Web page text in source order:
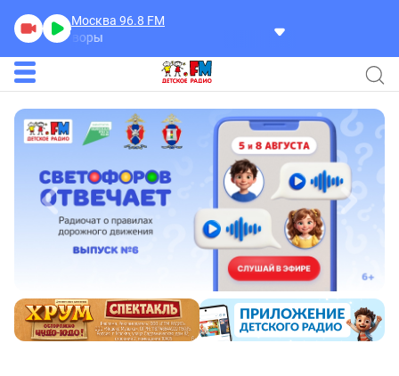
Москва 96.8 FM
Разговоры